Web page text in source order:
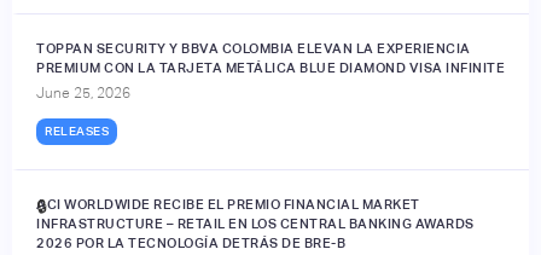
TOPPAN SECURITY Y BBVA COLOMBIA ELEVAN LA EXPERIENCIA
PREMIUM CON LA TARJETA METÁLICA BLUE DIAMOND VISA INFINITE
June 25, 2026
RELEASES
ACI WORLDWIDE RECIBE EL PREMIO FINANCIAL MARKET
INFRASTRUCTURE – RETAIL EN LOS CENTRAL BANKING AWARDS
2026 POR LA TECNOLOGÍA DETRÁS DE BRE-B
🔒